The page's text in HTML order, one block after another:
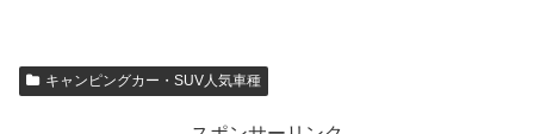
キャンピングカー・SUV人気車種